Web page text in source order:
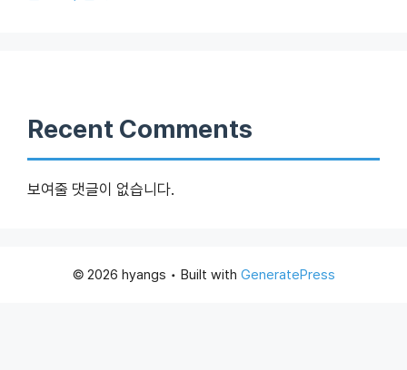
Recent Comments
보여줄 댓글이 없습니다.
© 2026 hyangs • Built with GeneratePress